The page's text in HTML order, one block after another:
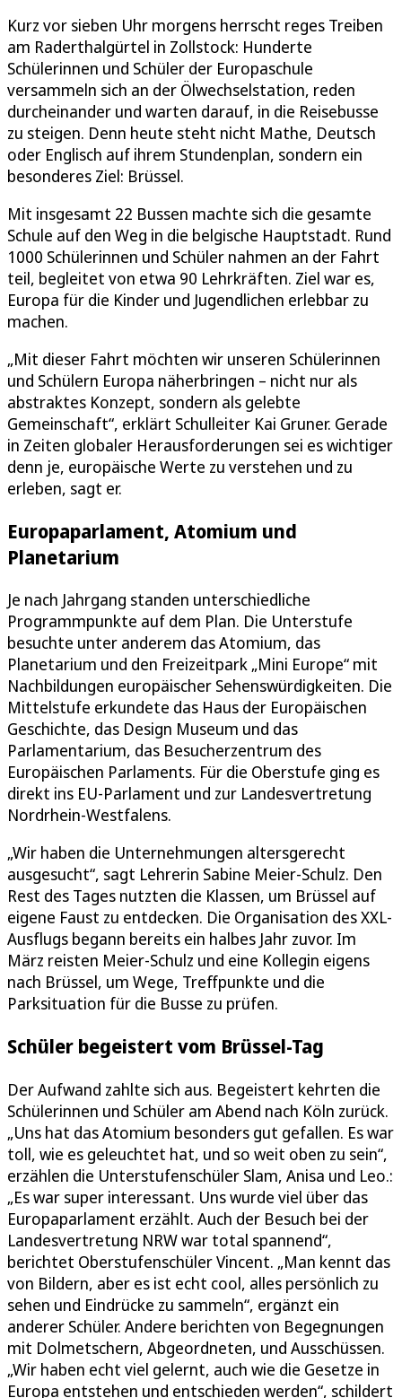
Kurz vor sieben Uhr morgens herrscht reges Treiben
am Raderthalgürtel in Zollstock: Hunderte
Schülerinnen und Schüler der Europaschule
versammeln sich an der Ölwechselstation, reden
durcheinander und warten darauf, in die Reisebusse
zu steigen. Denn heute steht nicht Mathe, Deutsch
oder Englisch auf ihrem Stundenplan, sondern ein
besonderes Ziel: Brüssel.
Mit insgesamt 22 Bussen machte sich die gesamte
Schule auf den Weg in die belgische Hauptstadt. Rund
1000 Schülerinnen und Schüler nahmen an der Fahrt
teil, begleitet von etwa 90 Lehrkräften. Ziel war es,
Europa für die Kinder und Jugendlichen erlebbar zu
machen.
„Mit dieser Fahrt möchten wir unseren Schülerinnen
und Schülern Europa näherbringen – nicht nur als
abstraktes Konzept, sondern als gelebte
Gemeinschaft“, erklärt Schulleiter Kai Gruner. Gerade
in Zeiten globaler Herausforderungen sei es wichtiger
denn je, europäische Werte zu verstehen und zu
erleben, sagt er.
Europaparlament, Atomium und
Planetarium
Je nach Jahrgang standen unterschiedliche
Programmpunkte auf dem Plan. Die Unterstufe
besuchte unter anderem das Atomium, das
Planetarium und den Freizeitpark „Mini Europe“ mit
Nachbildungen europäischer Sehenswürdigkeiten. Die
Mittelstufe erkundete das Haus der Europäischen
Geschichte, das Design Museum und das
Parlamentarium, das Besucherzentrum des
Europäischen Parlaments. Für die Oberstufe ging es
direkt ins EU-Parlament und zur Landesvertretung
Nordrhein-Westfalens.
„Wir haben die Unternehmungen altersgerecht
ausgesucht“, sagt Lehrerin Sabine Meier-Schulz. Den
Rest des Tages nutzten die Klassen, um Brüssel auf
eigene Faust zu entdecken. Die Organisation des XXL-
Ausflugs begann bereits ein halbes Jahr zuvor. Im
März reisten Meier-Schulz und eine Kollegin eigens
nach Brüssel, um Wege, Treffpunkte und die
Parksituation für die Busse zu prüfen.
Schüler begeistert vom Brüssel-Tag
Der Aufwand zahlte sich aus. Begeistert kehrten die
Schülerinnen und Schüler am Abend nach Köln zurück.
„Uns hat das Atomium besonders gut gefallen. Es war
toll, wie es geleuchtet hat, und so weit oben zu sein“,
erzählen die Unterstufenschüler Slam, Anisa und Leo.:
„Es war super interessant. Uns wurde viel über das
Europaparlament erzählt. Auch der Besuch bei der
Landesvertretung NRW war total spannend“,
berichtet Oberstufenschüler Vincent. „Man kennt das
von Bildern, aber es ist echt cool, alles persönlich zu
sehen und Eindrücke zu sammeln“, ergänzt ein
anderer Schüler. Andere berichten von Begegnungen
mit Dolmetschern, Abgeordneten, und Ausschüssen.
„Wir haben echt viel gelernt, auch wie die Gesetze in
Europa entstehen und entschieden werden“, schildert